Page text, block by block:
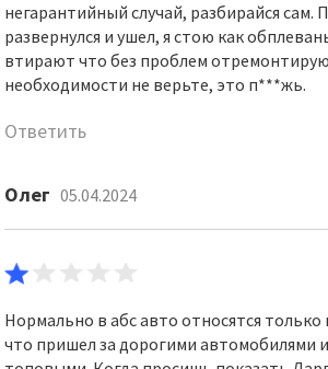
негарантийный случай, разбирайся сам.
развернулся и ушел, я стою как
втирают что без проблем
необходимости не верьте, это п***жь.
Ответить
Олег 05.04.2024
Нормально в абс авто относятся только
что пришел за дорогими автомобилями